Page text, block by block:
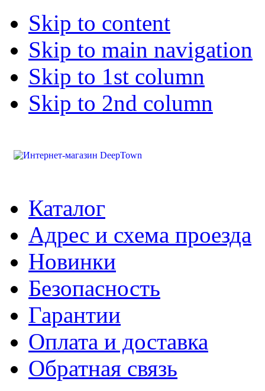
Skip to content
Skip to main navigation
Skip to 1st column
Skip to 2nd column
Каталог
Адрес и схема проезда
Новинки
Безопасность
Гарантии
Оплата и доставка
Обратная связь